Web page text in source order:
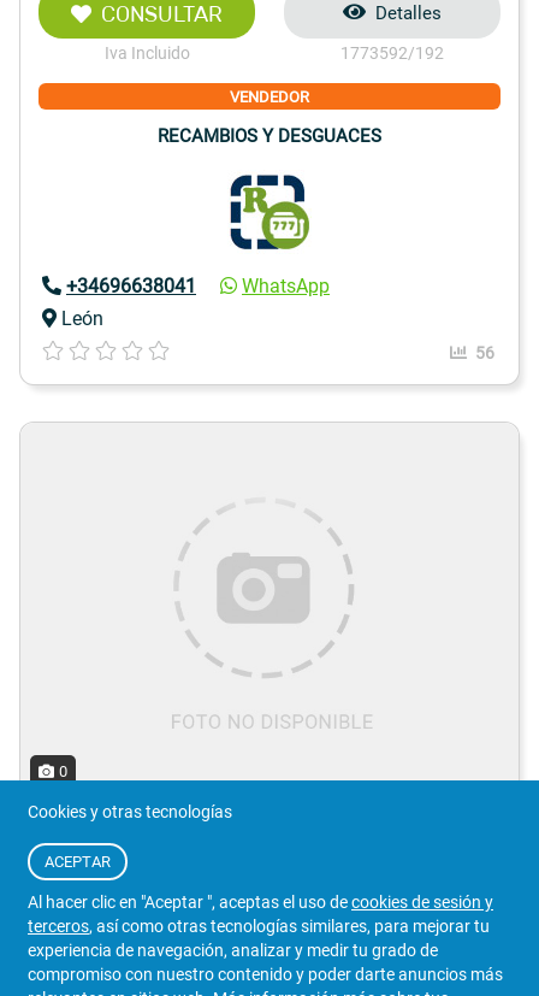
CONSULTAR
Iva Incluido
Detalles
1773592/192
VENDEDOR
RECAMBIOS Y DESGUACES
+34696638041
WhatsApp
León
56
0
CAJA CAMBIOS AUTOMATICA
TURBO CLASE B (W245) 193CV [266980] (2011)
Referencia: 266980
CONSULTAR Detalles
Cookies y otras tecnologías
ACEPTAR
Al hacer clic en "Aceptar ", aceptas el uso decookies de sesión y
terceros, así como otras tecnologías similares, para mejorar tu
experiencia de navegación, analizar y medir tu grado de
compromiso con nuestro contenido y poder darte anuncios más